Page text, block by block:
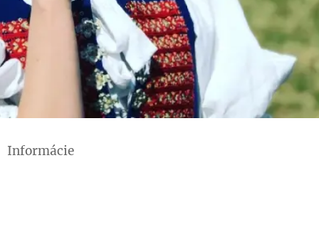
Informácie